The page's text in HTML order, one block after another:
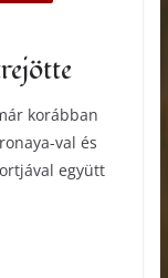
korábban
val és
együtt